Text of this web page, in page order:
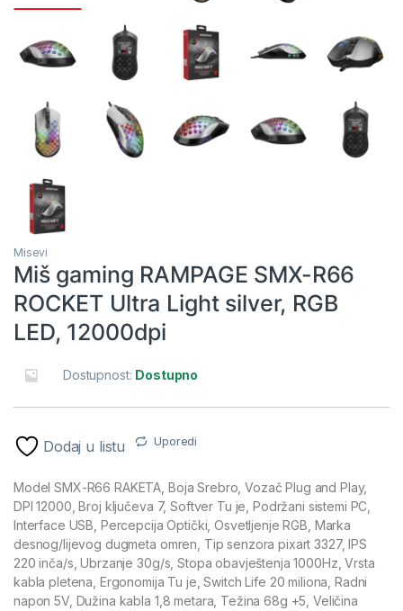
Misevi
Miš gaming RAMPAGE SMX-R66
ROCKET Ultra Light silver, RGB
LED, 12000dpi
Dostupnost: Dostupno
Dodaj u listu Uporedi
Model SMX-R66 RAKETA, Boja Srebro, Vozač Plug and Play,
DPI 12000, Broj ključeva 7, Softver Tu je, Podržani sistemi PC,
Interface USB, Percepcija Optički, Osvetljenje RGB, Marka
desnog/lijevog dugmeta omren, Tip senzora pixart 3327, IPS
220 inča/s, Ubrzanje 30g/s, Stopa obavještenja 1000Hz, Vrsta
kabla pletena, Ergonomija Tu je, Switch Life 20 miliona, Radni
napon 5V, Dužina kabla 1,8 metara, Težina 68g +5, Veličina